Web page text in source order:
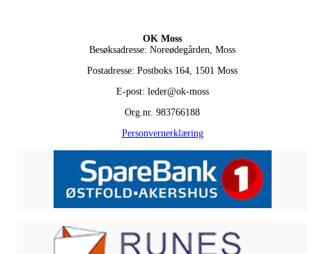
OK Moss
Besøksadresse: Noreødegården, Moss
Postadresse: Postboks 164, 1501 Moss
E-post: leder@ok-moss
Org.nr. 983766188
Personvernerklæring